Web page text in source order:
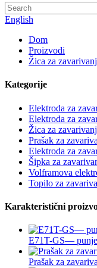
English
Dom
Proizvodi
Žica za
Kategorije
Elektroda za
Elektroda za
Žica za
Prašak za
Elektroda za
Šipka za
Volframova
Topilo za
Karakteristični
E71T-GS—
Prašak za